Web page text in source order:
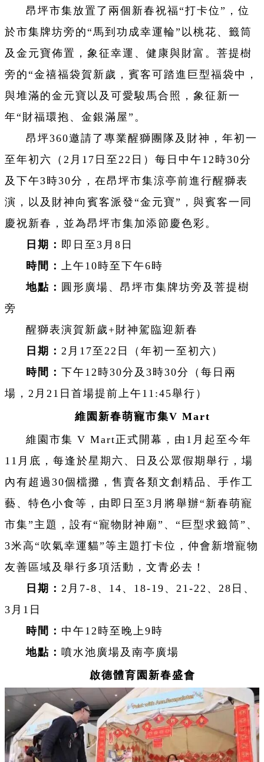
昂坪市集放置了兩個新春祝福“打卡位”，位
於市集牌坊旁的“馬到功成幸運輪”以桃花、籤筒
及金元寶佈置，象征幸運、健康與財富。菩提樹
旁的“金禧福袋賀新歲，賓客可踏進巨型福袋中，
與堆滿的金元寶以及可愛駿馬合照，象征新一
年“財福環抱、金銀滿屋”。
昂坪360邀請了專業醒獅團隊及財神，年初一
至年初六（2月17日至22日）每日中午12時30分
及下午3時30分，在昂坪市集涼亭前進行醒獅表
演，以及財神向賓客派發“金元寶”，與賓客一同
慶祝新春，並為昂坪市集加添節慶色彩。
日期： 即日至3月8日
時間：
上午10時至下午6時
地點： 圓形廣場、昂坪市集牌坊旁及菩提樹
旁
醒獅表演賀新歲+財神駕臨迎新春
日期： 2月17至22日（年初一至初六）
時間： 下午12時30分及3時30分（每日兩
場，2月21日首場提前上午11:45舉行）
維園新春萌寵市集V Mart
維園市集 V Mart正式開幕，由1月起至今年
11月底，每逢於星期六、日及公眾假期舉行，場
內有超過30個檔攤，售賣各類文創精品、手作工
藝、特色小食等，由即日至3月將舉辦“新春萌寵
市集”主題，設有“寵物財神廟”、“巨型求籤筒”、
3米高“吹氣幸運貓”等主題打卡位，仲會新增寵物
友善區域及舉行多項活動，文青必去！
日期： 2月7-8、14、18-19、21-22、28日、
3月1日
時間： 中午12時至晚上9時
地點： 噴水池廣場及南亭廣場
啟德體育園新春盛會